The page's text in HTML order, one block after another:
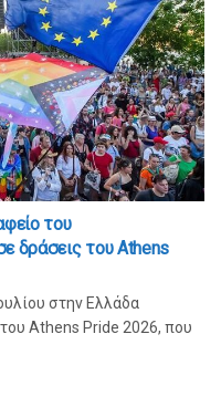
του
δράσεις του Athens
στην Ελλάδα
Athens Pride 2026, που